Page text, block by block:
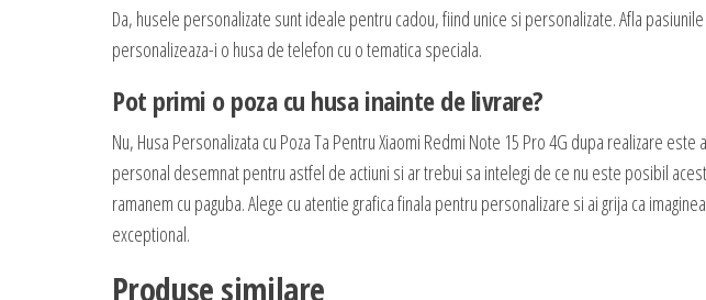
Da, husele personalizate sunt ideale pentru cadou, fiind unice si personalizate. Afla
personalizeaza-i o husa de telefon cu o tematica speciala.
Pot primi o poza cu husa inainte de livrare?
Nu, Husa Personalizata cu Poza Ta Pentru Xiaomi Redmi Note 15 Pro 4G dupa realizare
personal desemnat pentru astfel de actiuni si ar trebui sa intelegi de ce nu este posibil
ramanem cu paguba. Alege cu atentie grafica finala pentru personalizare si ai grija ca
exceptional.
Produse similare